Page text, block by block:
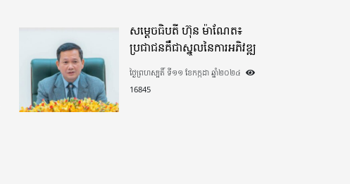
កសាងផ្លូវក្រវាត់ព្រំដែន
សម្តេចធិបតី ហ៊ុន ម៉ាណែត៖
ប្រជាជនគឺជាស្នូលនៃការអភិវឌ្ឍ
ថ្ងៃព្រហស្បតិ៍ ទី១១ ខែកក្កដា ឆ្នាំ២០២៤
16845